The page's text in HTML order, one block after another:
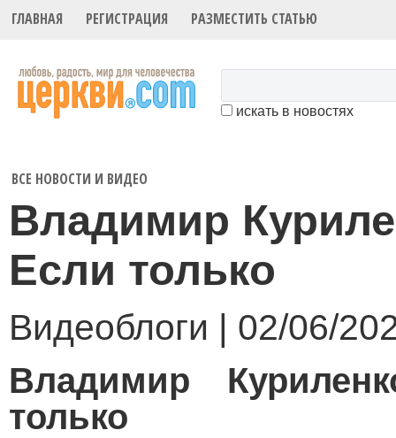
ГЛАВНАЯ РЕГИСТРАЦИЯ РАЗМЕСТИТЬ СТАТЬЮ
искать в новостях
ВСЕ НОВОСТИ И ВИДЕО
Владимир
Если только
Видеоблоги | 02/06/
Владимир
только